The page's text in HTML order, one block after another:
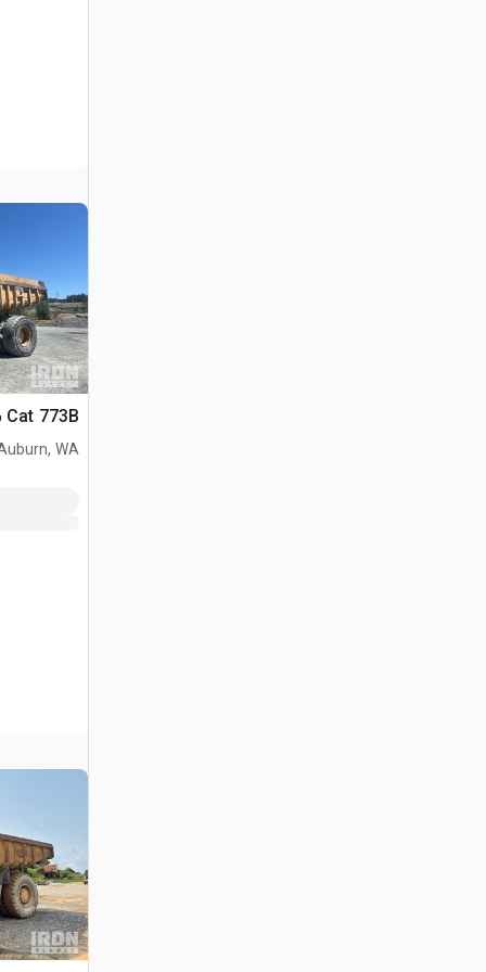
Cat 773B شاحنة صخور
WA